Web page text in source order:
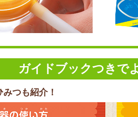
ガイドブックつきで
つも紹介！